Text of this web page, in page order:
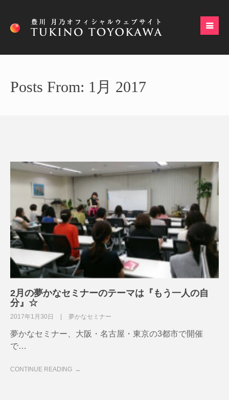
Posts From: 1月 2017
2月の夢かなセミナーのテーマは『もう一人の自
分』☆
2017年1月30日 夢かなセミナー
夢かなセミナー、大阪・名古屋・東京の3都市で開催
で…
CONTINUE READING